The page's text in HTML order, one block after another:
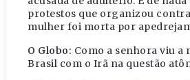
protestos que organizou contra
mulher foi morta por
O Globo: Como a senhora viu a
Brasil com o Irã na questão